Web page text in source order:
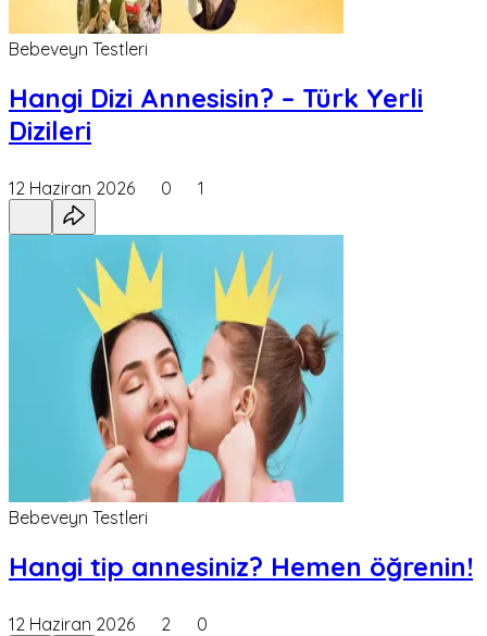
Bebeveyn Testleri
Hangi Dizi Annesisin? – Türk Yerli
Dizileri
12 Haziran 2026 0 1
Bebeveyn Testleri
Hangi tip annesiniz? Hemen öğrenin!
12 Haziran 2026 2 0